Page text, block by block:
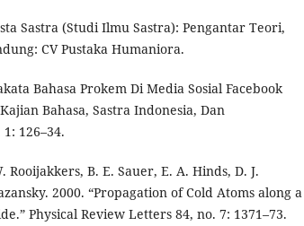
Sastra (Studi Ilmu Sastra): Pengantar Teori,
CV Pustaka Humaniora.
Bahasa Prokem Di Media Sosial Facebook
Bahasa, Sastra Indonesia, Dan
126–34.
Rooijakkers, B. E. Sauer, E. A. Hinds, D. J.
2000. “Propagation of Cold Atoms along a
Physical Review Letters 84, no. 7: 1371–73.